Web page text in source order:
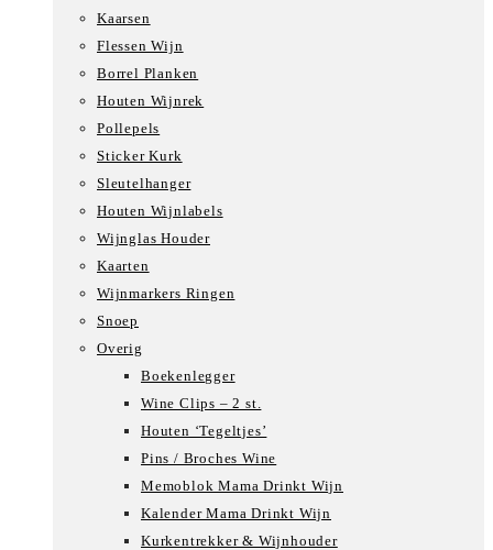
Kaarsen
Flessen Wijn
Borrel Planken
Houten Wijnrek
Pollepels
Sticker Kurk
Sleutelhanger
Houten Wijnlabels
Wijnglas Houder
Kaarten
Wijnmarkers Ringen
Snoep
Overig
Boekenlegger
Wine Clips – 2 st.
Houten ‘Tegeltjes’
Pins / Broches Wine
Memoblok Mama Drinkt Wijn
Kalender Mama Drinkt Wijn
Kurkentrekker & Wijnhouder